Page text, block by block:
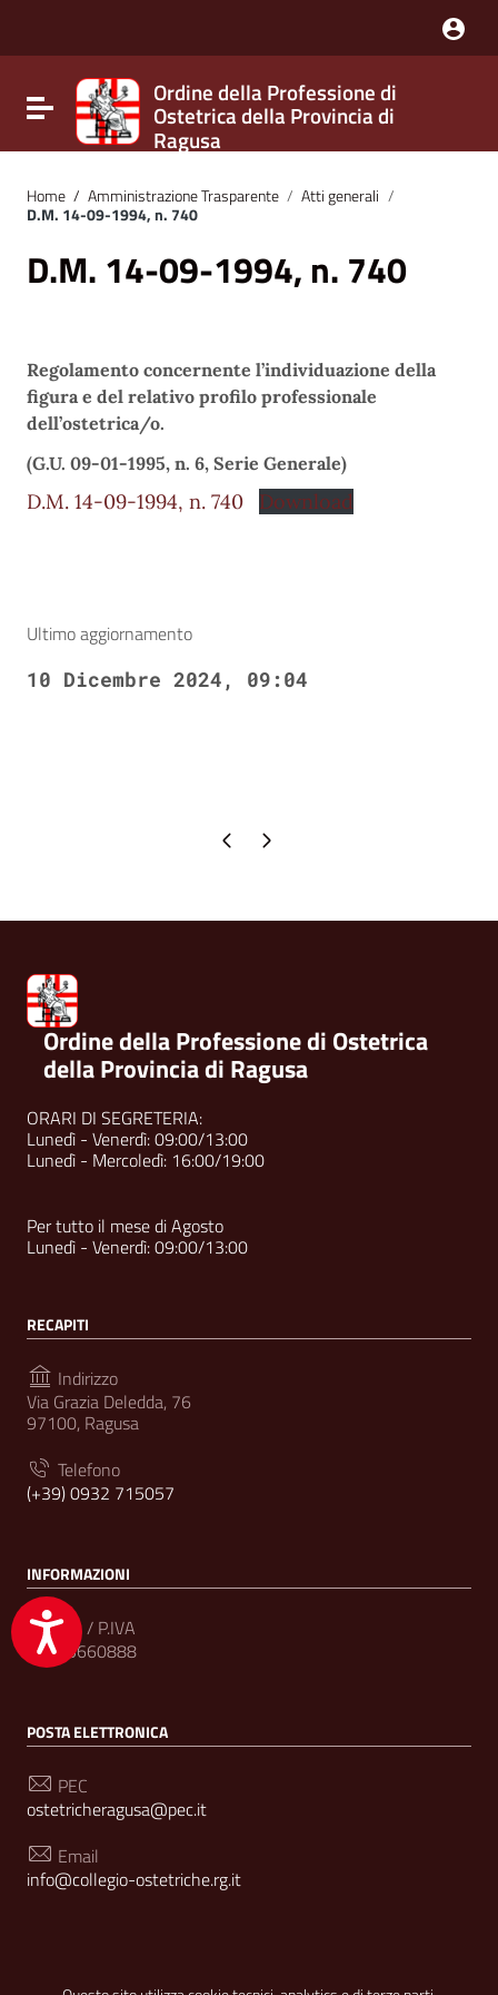
sito
include
di
Accessibilità
Attiva / disattiva la navigazione
Ordine della Professione di
Ostetrica della Provincia di
Ragusa
Home / Amministrazione Trasparente / Atti generali /
D.M. 14-09-1994, n. 740
D.M. 14-09-1994, n. 740
Regolamento concernente l’individuazione della
figura e del relativo profilo professionale
dell’ostetrica/o.
(G.U. 09-01-1995, n. 6, Serie Generale)
D.M. 14-09-1994, n. 740 Download
Ultimo aggiornamento
10 Dicembre 2024, 09:04
Pagina precedente
Pagina successiva
Ordine della Professione di Ostetrica
della Provincia di Ragusa
ORARI DI SEGRETERIA:
Lunedì - Venerdì: 09:00/13:00
Lunedì - Mercoledì: 16:00/19:00
Per tutto il mese di Agosto
Lunedì - Venerdì: 09:00/13:00
RECAPITI
Indirizzo
Via Grazia Deledda, 76
97100, Ragusa
Telefono
(+39) 0932 715057
INFORMAZIONI
C.F. / P.IVA
92005660888
POSTA ELETTRONICA
PEC
ostetricheragusa@pec.it
Email
info@collegio-ostetriche.rg.it